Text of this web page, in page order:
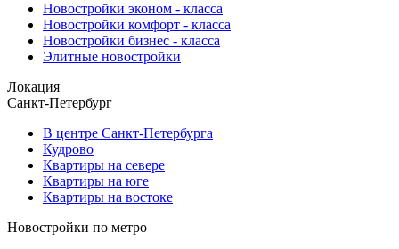
Новостройки эконом - класса
Новостройки комфорт - класса
Новостройки бизнес - класса
Элитные новостройки
Локация
Санкт-Петербург
В центре Санкт-Петербурга
Кудрово
Квартиры на севере
Квартиры на юге
Квартиры на востоке
Новостройки по метро